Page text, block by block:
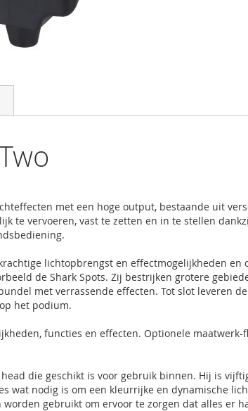
met een hoge output, bestaande uit
te vervoeren, vast te zetten en in te stellen
lichtopbrengst en effectmogelijkheden
de Shark Spots. Zij bestrijken grotere
met verrassende effecten. Tot slot leveren
het podium.
functies en effecten. Optionele
head die geschikt is voor gebruik binnen. Hij is
wat nodig is om een kleurrijke en dynamische
gebruikt om ervoor te zorgen dat alles er